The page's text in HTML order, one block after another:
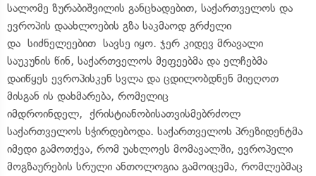
სალომე ზურაბიშვილის განცხადებით, საქართველოს და
ევროპის დაახლოების გზა საკმაოდ გრძელი
და სიძნელეებით სავსე იყო. ჯერ კიდევ მრავალი
საუკუნის წინ, საქართველოს მეფეებმა და ელჩებმა
დაიწყეს ევროპისკენ სვლა და ცდილობდნენ მიეღოთ
მისგან ის დახმარება, რომელიც
იმდროინდელ, ქრისტიანობისათვისმებრძოლ
საქართველოს სჭირდებოდა. საქართველოს პრეზიდენტმა
იმედი გამოთქვა, რომ უახლოეს მომავალში, ევროპელი
მოგზაურების სრული ანთოლოგია გამოიცემა, რომლებმაც